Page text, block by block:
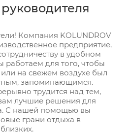
Компания KOLUNDROV
предприятие,
в удобном
работаем для того, чтобы
на свежем воздухе был
запоминающимся.
трудится над тем,
лучшие решения для
С нашей помощью вы
грани отдыха в